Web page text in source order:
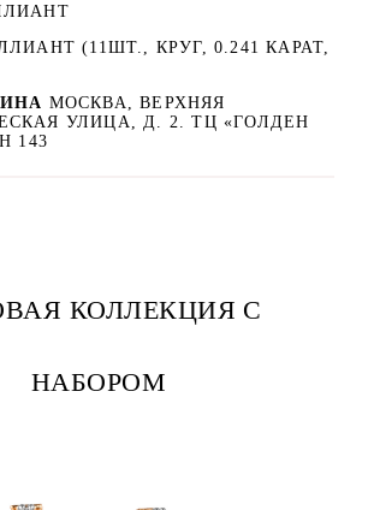
(11ШТ., КРУГ, 0.241 КАРАТ,
МОСКВА, ВЕРХНЯЯ
УЛИЦА, Д. 2. ТЦ «ГОЛДЕН
143
КОЛЛЕКЦИЯ С
НАБОРОМ